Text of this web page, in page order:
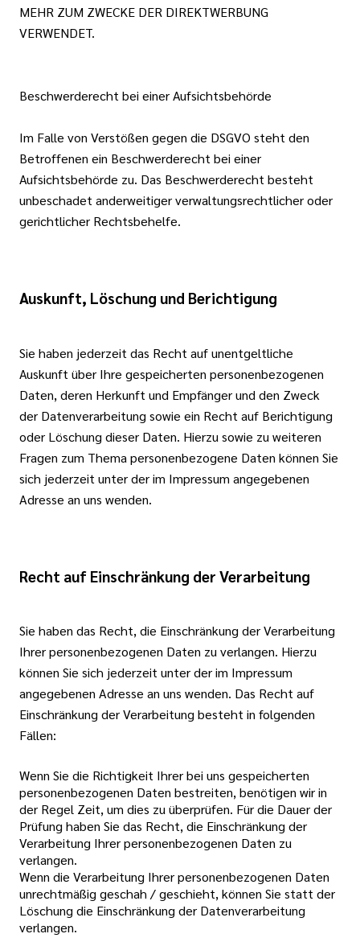
MEHR ZUM ZWECKE DER DIREKTWERBUNG
VERWENDET.
Beschwerderecht bei einer Aufsichtsbehörde
Im Falle von Verstößen gegen die DSGVO steht den
Betroffenen ein Beschwerderecht bei einer
Aufsichtsbehörde zu. Das Beschwerderecht besteht
unbeschadet anderweitiger verwaltungsrechtlicher oder
gerichtlicher Rechtsbehelfe.
Auskunft, Löschung und Berichtigung
Sie haben jederzeit das Recht auf unentgeltliche
Auskunft über Ihre gespeicherten personenbezogenen
Daten, deren Herkunft und Empfänger und den Zweck
der Datenverarbeitung sowie ein Recht auf Berichtigung
oder Löschung dieser Daten. Hierzu sowie zu weiteren
Fragen zum Thema personenbezogene Daten können Sie
sich jederzeit unter der im Impressum angegebenen
Adresse an uns wenden.
Recht auf Einschränkung der Verarbeitung
Sie haben das Recht, die Einschränkung der Verarbeitung
Ihrer personenbezogenen Daten zu verlangen. Hierzu
können Sie sich jederzeit unter der im Impressum
angegebenen Adresse an uns wenden. Das Recht auf
Einschränkung der Verarbeitung besteht in folgenden
Fällen:
Wenn Sie die Richtigkeit Ihrer bei uns gespeicherten
personenbezogenen Daten bestreiten, benötigen wir in
der Regel Zeit, um dies zu überprüfen. Für die Dauer der
Prüfung haben Sie das Recht, die Einschränkung der
Verarbeitung Ihrer personenbezogenen Daten zu
verlangen.
Wenn die Verarbeitung Ihrer personenbezogenen Daten
unrechtmäßig geschah / geschieht, können Sie statt der
Löschung die Einschränkung der Datenverarbeitung
verlangen.